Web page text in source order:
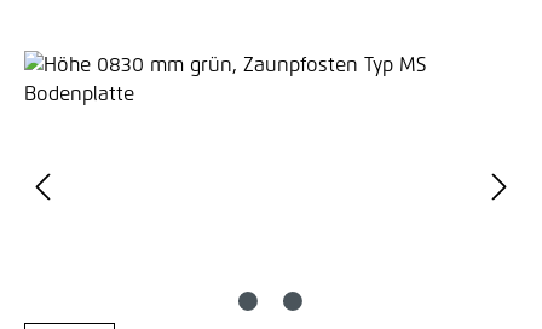
Bildergalerie überspringen